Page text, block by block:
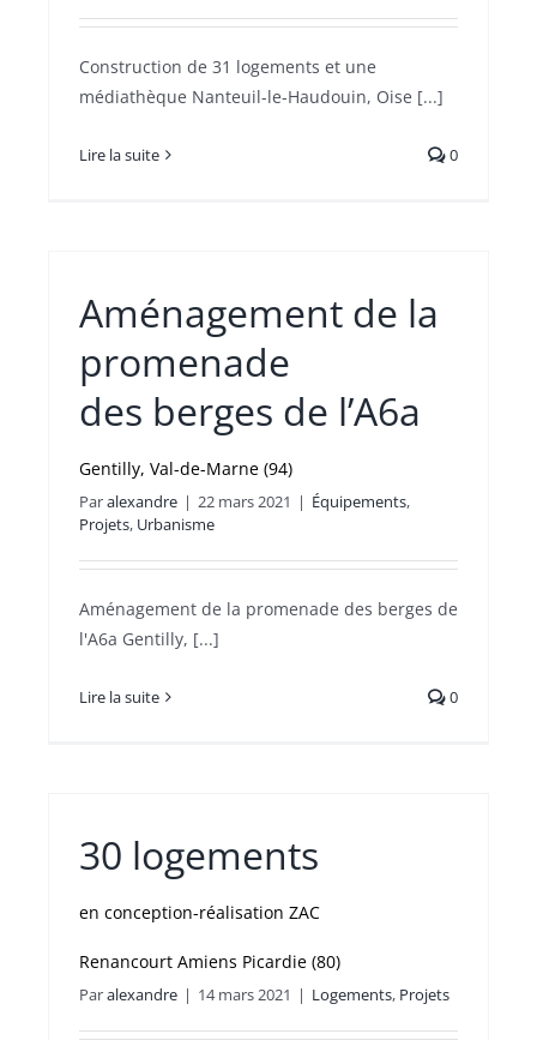
Construction de 31 logements et une
médiathèque Nanteuil-le-Haudouin, Oise [...]
Lire la suite 0
Aménagement de la
promenade
des berges de l’A6a
Gentilly, Val-de-Marne (94)
Paralexandre | 22 mars 2021 | Équipements,
Projets, Urbanisme
Aménagement de la promenade des berges de
l'A6a Gentilly, [...]
Lire la suite 0
30 logements
en conception-réalisation ZAC
Renancourt Amiens Picardie (80)
Paralexandre | 14 mars 2021 | Logements, Projets